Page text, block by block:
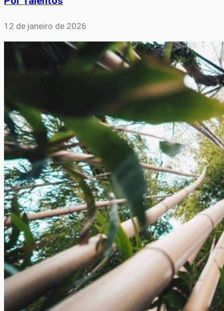
12 de janeiro de 2026